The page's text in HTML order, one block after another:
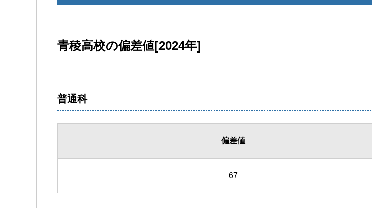
青稜高校の偏差値[2024年]
普通科
偏差値
67